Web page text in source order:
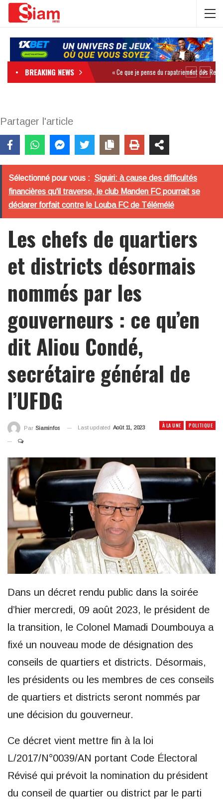
BREAKING NEWS
Partager l'article
Sélectionné pour vous : Siguiri: à cause des difficultés
financières qu'il traverse, le club Manden FC pourrait se
déclarer forfait contre le Louba FC de Télémélé
Les chefs de quartiers
et districts désormais
nommés par les
gouverneurs : ce qu’en
dit Aliou Condé,
secrétaire général de
l’UFDG
À LA UNE POLITIQUE
Par Siaminfos Last updated Août 11, 2023
Dans un décret rendu public dans la soirée
d’hier mercredi, 09 août 2023, le président de
la transition, le Colonel Mamadi Doumbouya a
fixé un nouveau mode de désignation des
conseils de quartiers et districts. Désormais,
les présidents ou les membres de ces conseils
de quartiers et districts seront nommés par
une décision du gouverneur.
Ce décret vient mettre fin à la loi
L/2017/N°0039/AN portant Code Électoral
Révisé qui prévoit la nomination du président
du conseil de quartier ou district par le parti